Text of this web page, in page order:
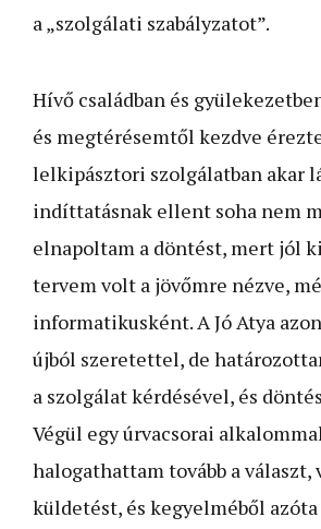
a „szolgálati szabályzatot”.
Hívő családban és
és megtérésemtől kezdve
lelkipásztori szolgálatban akar
indíttatásnak ellent soha nem
elnapoltam a döntést, mert jól
tervem volt a jövőmre nézve,
informatikusként. A Jó Atya
újból szeretettel, de
a szolgálat kérdésével, és
Végül egy úrvacsorai
halogathattam tovább a választ,
küldetést, és kegyelméből azóta